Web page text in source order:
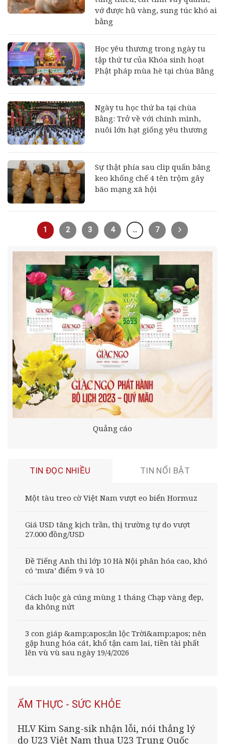
vớ được hũ vàng, sung túc khó ai
bằng
Học yêu thương trong ngày tu
tập thứ tư của Khóa sinh hoạt
Phật pháp mùa hè tại chùa Bằng
Ngày tu học thứ ba tại chùa
Bằng: Trở về với chính mình,
nuôi lớn hạt giống yêu thương
Sự thật phía sau clip quấn băng
keo khống chế 4 tên trộm gây
bão mạng xã hội
1 2 3 4 … 7
Quảng cáo
TIN ĐỌC NHIỀU TIN NỔI BẬT
Một tàu treo cờ Việt Nam vượt eo biển Hormuz
Giá USD tăng kịch trần, thị trường tự do vượt
27.000 đồng/USD
Đề Tiếng Anh thi lớp 10 Hà Nội phân hóa cao, khó
có ‘mưa’ điểm 9 và 10
Cách luộc gà cúng mùng 1 tháng Chạp vàng đẹp,
da không nứt
3 con giáp &amp;apos;ăn lộc Trời&amp;apos; nên
gặp hung hóa cát, khổ tận cam lai, tiền tài phất
lên vù vù sau ngày 19/4/2026
ẨM THỰC - SỨC KHỎE
HLV Kim Sang-sik nhận lỗi, nói thẳng lý
do U23 Việt Nam thua U23 Trung Quốc